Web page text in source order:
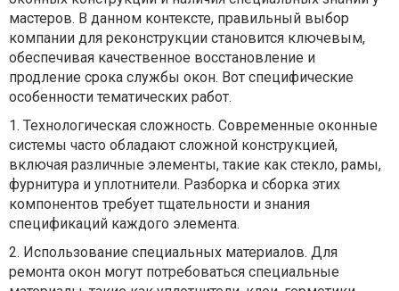
мастеров. В данном контексте, правильный выбор
компании для реконструкции становится ключевым,
обеспечивая качественное восстановление и
продление срока службы окон. Вот специфические
особенности тематических работ.
1. Технологическая сложность. Современные оконные
системы часто обладают сложной конструкцией,
включая различные элементы, такие как стекло, рамы,
фурнитура и уплотнители. Разборка и сборка этих
компонентов требует тщательности и знания
спецификаций каждого элемента.
2. Использование специальных материалов. Для
ремонта окон могут потребоваться специальные